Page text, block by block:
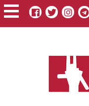
Vés
al
contingut